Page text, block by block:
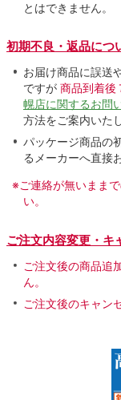
とはできません。
初期不良・返品につ
お届け商品に誤送
ですが 商品到着後
幌店に関するお問
方法をご案内いた
パッケージ商品の
るメーカーへ直接
※ご連絡が無いまま
い。
ご注文内容変更・キ
ご注文後の商品追
ん。
ご注文後のキャン